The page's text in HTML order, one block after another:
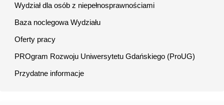
Wydział dla osób z niepełnosprawnościami
Baza noclegowa Wydziału
Oferty pracy
PROgram Rozwoju Uniwersytetu Gdańskiego (ProUG)
Przydatne informacje